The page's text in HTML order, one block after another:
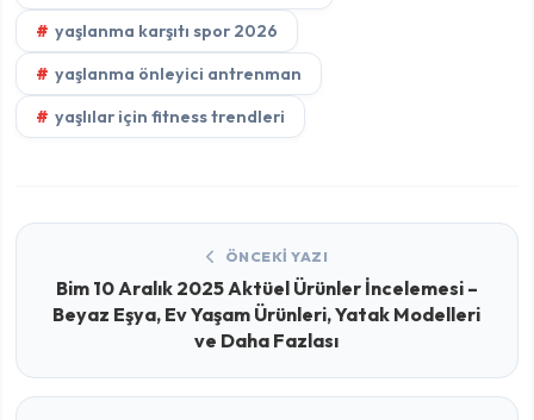
yaşlanma karşıtı spor 2026
yaşlanma önleyici antrenman
yaşlılar için fitness trendleri
ÖNCEKI YAZI
Bim 10 Aralık 2025 Aktüel Ürünler İncelemesi –
Beyaz Eşya, Ev Yaşam Ürünleri, Yatak Modelleri
ve Daha Fazlası